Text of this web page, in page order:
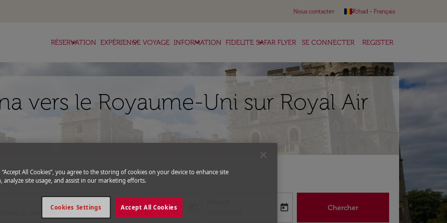
Nous contacter Tchad - Français
keyboard_arrow_down
RÉSERVATION
keyboard_arrow_down EXPÉRIENCE VOYAGE
keyboard_arrow_down INFORMATION
keyboard_arrow_down FIDELITE SAFAR FLYER
keyboard_arrow_down SE CONNECTER REGISTER
vers le Royaume-Uni sur Royal Air
promoexpand_more
fc-booking-departure-date-aria-label
14/08/2026
fc-booking-return-date-aria-label
today Chercher
“Accept All Cookies”, you agree to the storing of cookies on your device to enhance site
analyze site usage, and assist in our marketing efforts.
Accept All Cookies
Cookies Settings